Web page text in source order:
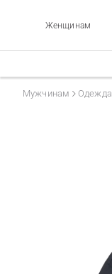
Женщинам
Мужчинам Одежда